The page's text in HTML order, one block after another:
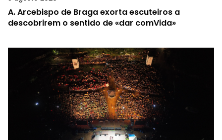
A.Arcebispo de Braga exorta escuteiros a
descobrirem o sentido de «dar comVida»